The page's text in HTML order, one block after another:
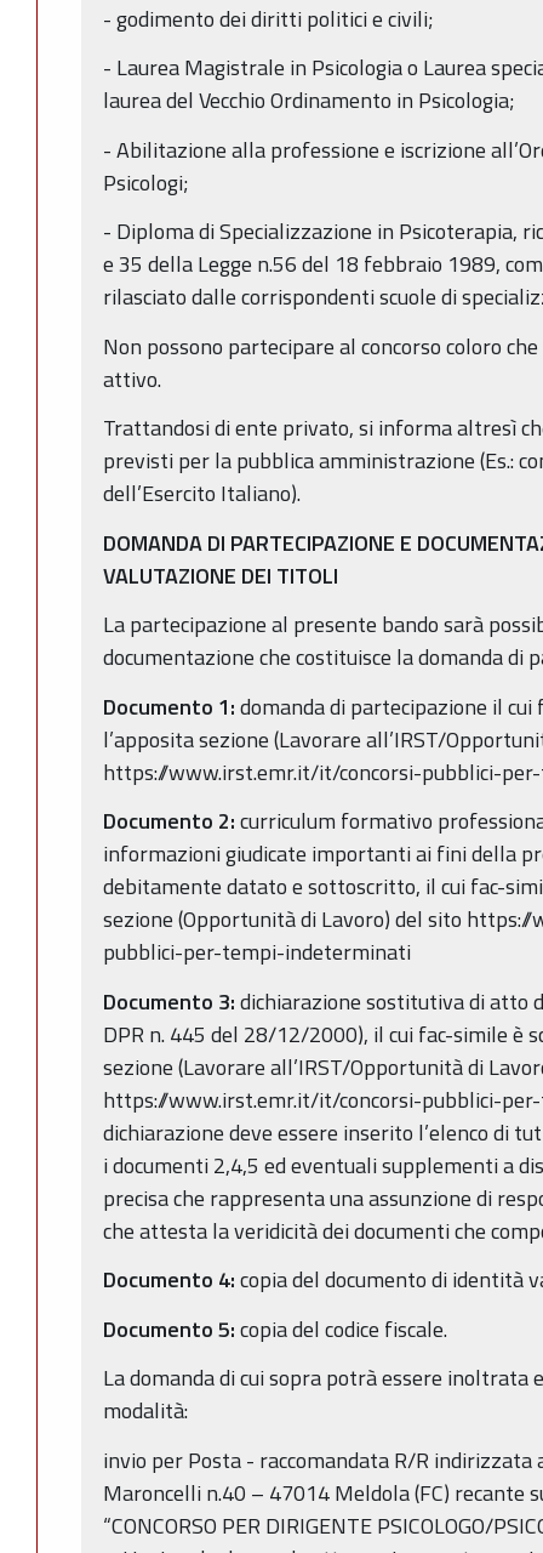
- godimento dei diritti politici e civili;
- Laurea Magistrale in Psicologia o Laurea
laurea del Vecchio Ordinamento in Psicologia;
- Abilitazione alla professione e iscrizione
Psicologi;
- Diploma di Specializzazione in Psicoterapia,
e 35 della Legge n.56 del 18 febbraio 1989,
rilasciato dalle corrispondenti scuole di
Non possono partecipare al concorso coloro
attivo.
Trattandosi di ente privato, si informa altresì
previsti per la pubblica amministrazione (Es.:
dell’Esercito Italiano).
DOMANDA DI PARTECIPAZIONE E
VALUTAZIONE DEI TITOLI
La partecipazione al presente bando sarà
documentazione che costituisce la domanda di
Documento 1:domanda di partecipazione il
l’apposita sezione (Lavorare all’IRST/
https://www.irst.emr.it/it/concorsi-pubblici-
Documento 2:curriculum formativo
informazioni giudicate importanti ai fini della
debitamente datato e sottoscritto, il cui fac-
sezione (Opportunità di Lavoro) del sito
pubblici-per-tempi-indeterminati
Documento 3:dichiarazione sostitutiva di atto
DPR n. 445 del 28/12/2000), il cui fac-simile è
sezione (Lavorare all’IRST/Opportunità di
https://www.irst.emr.it/it/concorsi-pubblici-
dichiarazione deve essere inserito l’elenco di
i documenti 2,4,5 ed eventuali supplementi a
precisa che rappresenta una assunzione di
che attesta la veridicità dei documenti che
Documento 4:copia del documento di identità
Documento 5:copia del codice fiscale.
La domanda di cui sopra potrà essere inoltrata
modalità:
invio per Posta - raccomandata R/R indirizzata
Maroncelli n.40 – 47014 Meldola (FC) recante
“CONCORSO PER DIRIGENTE PSICOLOGO/